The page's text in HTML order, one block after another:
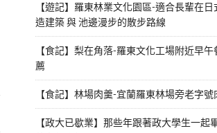
【遊記】羅東林業文化園區-適合長輩在日
造建築 與 池邊漫步的散步路線
【食記】梨在角落-羅東文化工場附近早午
薦
【食記】林場肉羹-宜蘭羅東林場旁老字號
【政大已歇業】那些年跟著政大學生一起